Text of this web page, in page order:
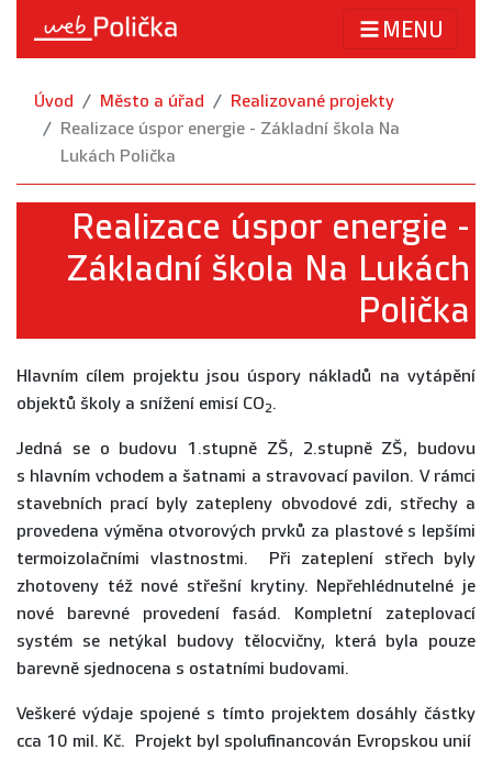
MENU
Úvod Město a úřad
Realizované projekty
Realizace úspor energie - Základní škola Na
Lukách Polička
Realizace úspor energie -
Základní škola Na Lukách
Polička
Hlavním cílem projektu jsou úspory nákladů na vytápění
objektů školy a snížení emisí CO2.
Jedná se o budovu 1.stupně ZŠ, 2.stupně ZŠ, budovu
s hlavním vchodem a šatnami a stravovací pavilon. V rámci
stavebních prací byly zatepleny obvodové zdi, střechy a
provedena výměna otvorových prvků za plastové s lepšími
termoizolačními vlastnostmi. Při zateplení střech byly
zhotoveny též nové střešní krytiny. Nepřehlédnutelné je
nové barevné provedení fasád. Kompletní zateplovací
systém se netýkal budovy tělocvičny, která byla pouze
barevně sjednocena s ostatními budovami.
Veškeré výdaje spojené s tímto projektem dosáhly částky
cca 10 mil. Kč. Projekt byl spolufinancován Evropskou unií